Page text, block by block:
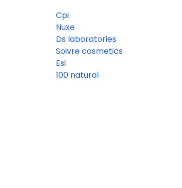
Cpi
Nuxe
Ds laboratories
Soivre cosmetics
Esi
100 natural